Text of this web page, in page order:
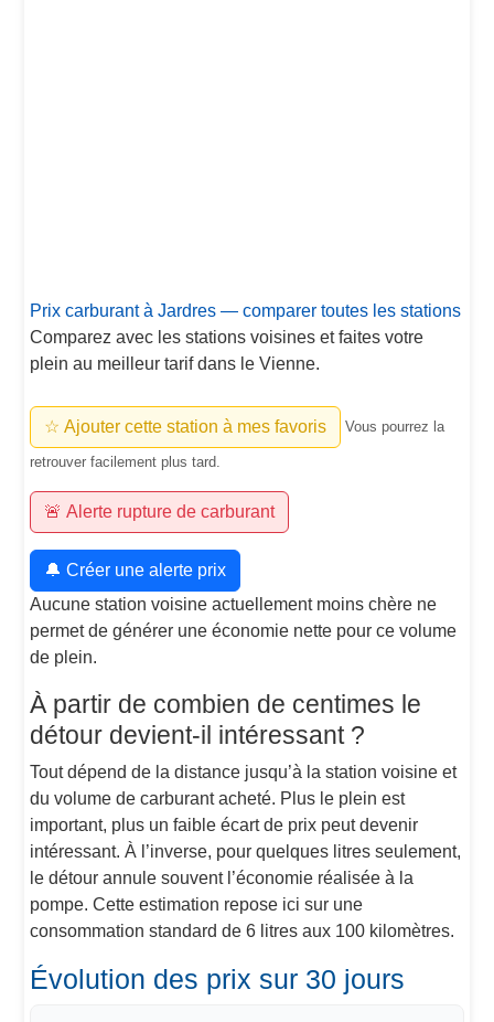
Prix carburant à Jardres — comparer toutes les stations
Comparez avec les stations voisines et faites votre
plein au meilleur tarif dans le Vienne.
☆ Ajouter cette station à mes favoris Vous pourrez la
retrouver facilement plus tard.
🚨 Alerte rupture de carburant
🔔 Créer une alerte prix
Aucune station voisine actuellement moins chère ne
permet de générer une économie nette pour ce volume
de plein.
À partir de combien de centimes le
détour devient-il intéressant ?
Tout dépend de la distance jusqu’à la station voisine et
du volume de carburant acheté. Plus le plein est
important, plus un faible écart de prix peut devenir
intéressant. À l’inverse, pour quelques litres seulement,
le détour annule souvent l’économie réalisée à la
pompe. Cette estimation repose ici sur une
consommation standard de 6 litres aux 100 kilomètres.
Évolution des prix sur 30 jours